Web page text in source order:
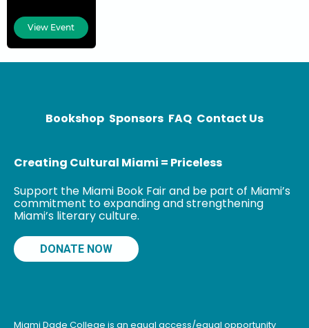
ensayista y
crítica de arte.
Residió en
Venezuela
View Event
Bookshop Sponsors FAQ Contact Us
Creating Cultural Miami = Priceless
Support the Miami Book Fair and be part of Miami’s
commitment to expanding and strengthening
Miami’s literary culture.
DONATE NOW
Miami Dade College is an equal access/equal opportunity